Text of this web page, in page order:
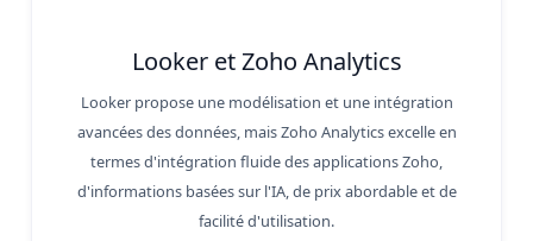
Looker et Zoho Analytics
Looker propose une modélisation et une intégration
avancées des données, mais Zoho Analytics excelle en
termes d'intégration fluide des applications Zoho,
d'informations basées sur l'IA, de prix abordable et de
facilité d'utilisation.